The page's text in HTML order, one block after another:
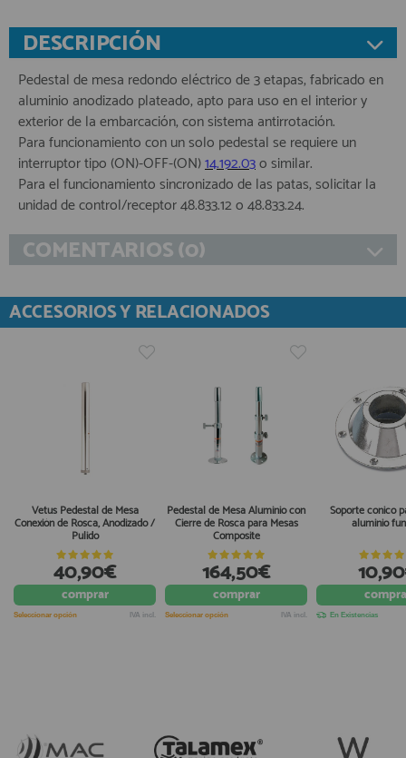
DESCRIPCIÓN
Pedestal de mesa redondo eléctrico de 3 etapas, fabricado en
aluminio anodizado plateado, apto para uso en el interior y
exterior de la embarcación, con sistema antirrotación.
Para funcionamiento con un solo pedestal se requiere un
interruptor tipo (ON)-OFF-(ON)14.192.03o similar.
Para el funcionamiento sincronizado de las patas, solicitar la
unidad de control/receptor 48.833.12 o 48.833.24.
COMENTARIOS (0)
ACCESORIOS Y RELACIONADOS
Vetus Pedestal de Mesa
Conexión de Rosca, Anodizado /
Pulido
40,90€
comprar
Seleccionar opción IVA incl.
Pedestal de Mesa Aluminio con
Cierre de Rosca para Mesas
Composite
164,50€
comprar
Seleccionar opción IVA incl.
Soporte conico
aluminio
En Existencias